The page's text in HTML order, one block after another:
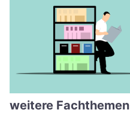
weitere Fachthemen